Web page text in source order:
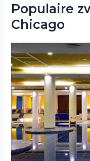
Populaire
Chicago